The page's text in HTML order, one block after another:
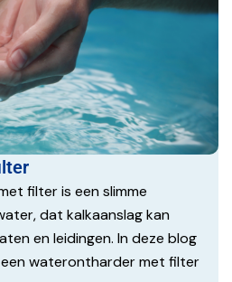
apparaat en heeft
nodig. Er worden twee
meegeleverd. Deze
van ¾ inch.
zijn niet
handige doe-het-zelver kan dit
Ben je minder handig?
door een gekwalificeerde
filter is een slimme
dat kalkaanslag kan
en leidingen. In deze blog
waterontharder met filter